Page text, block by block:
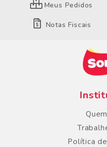
Meus Pedidos
Notas Fiscais
Política